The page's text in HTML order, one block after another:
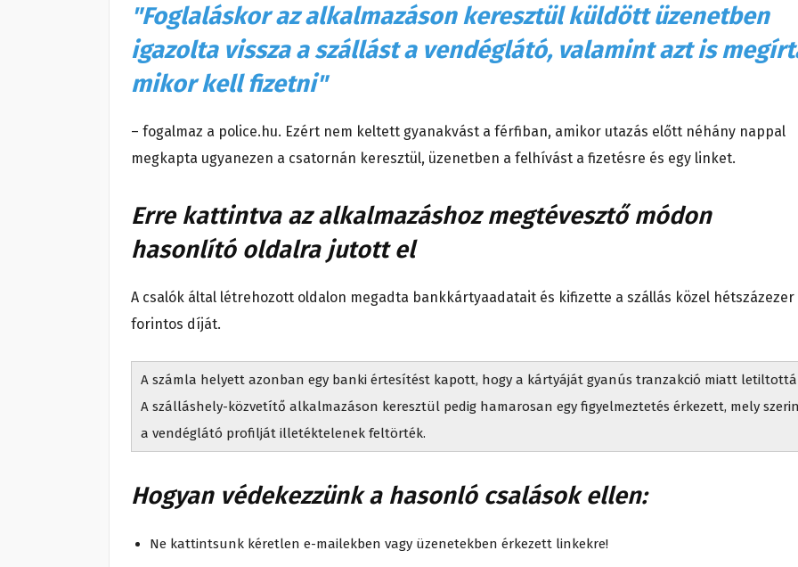
"Foglaláskor az alkalmazáson keresztül küldött üzenetben
igazolta vissza a szállást a vendéglátó, valamint azt is
mikor kell fizetni"
– fogalmaz a police.hu. Ezért nem keltett gyanakvást a férfiban, amikor utazás előtt néhány nappal
megkapta ugyanezen a csatornán keresztül, üzenetben a felhívást a fizetésre és egy linket.
Erre kattintva az alkalmazáshoz megtévesztő módon
hasonlító oldalra jutott el
A csalók által létrehozott oldalon megadta bankkártyaadatait és kifizette a szállás közel hétszázezer
forintos díját.
A számla helyett azonban egy banki értesítést kapott, hogy a kártyáját gyanús tranzakció miatt
A szálláshely-közvetítő alkalmazáson keresztül pedig hamarosan egy figyelmeztetés érkezett, mely
a vendéglátó profilját illetéktelenek feltörték.
Hogyan védekezzünk a hasonló csalások ellen:
Ne kattintsunk kéretlen e-mailekben vagy üzenetekben érkezett linkekre!